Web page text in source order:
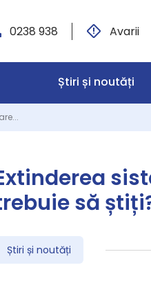
0238 938 Avarii
Știri și noutăți
să
Știri și noutăți